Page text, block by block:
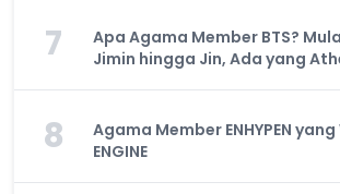
7
Apa Agama Member BTS?
Jimin hingga Jin, Ada yang
8
Agama Member ENHYPEN
ENGINE